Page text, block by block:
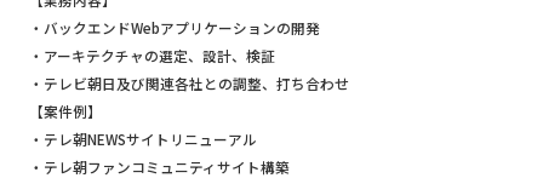
・バックエンドWebアプリケーションの開発
・アーキテクチャの選定、設計、検証
・テレビ朝日及び関連各社との調整、打ち合わせ
【案件例】
・テレ朝NEWSサイトリニューアル
・テレ朝ファンコミュニティサイト構築